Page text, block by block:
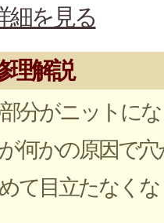
細を見る
理解説
分がニットに
何かの原因で穴
て目立たなく